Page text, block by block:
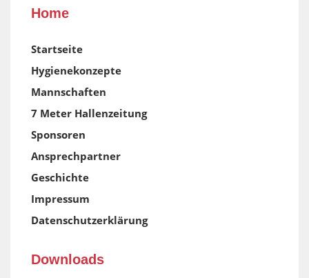
Home
Startseite
Hygienekonzepte
Mannschaften
7 Meter Hallenzeitung
Sponsoren
Ansprechpartner
Geschichte
Impressum
Datenschutzerklärung
Downloads